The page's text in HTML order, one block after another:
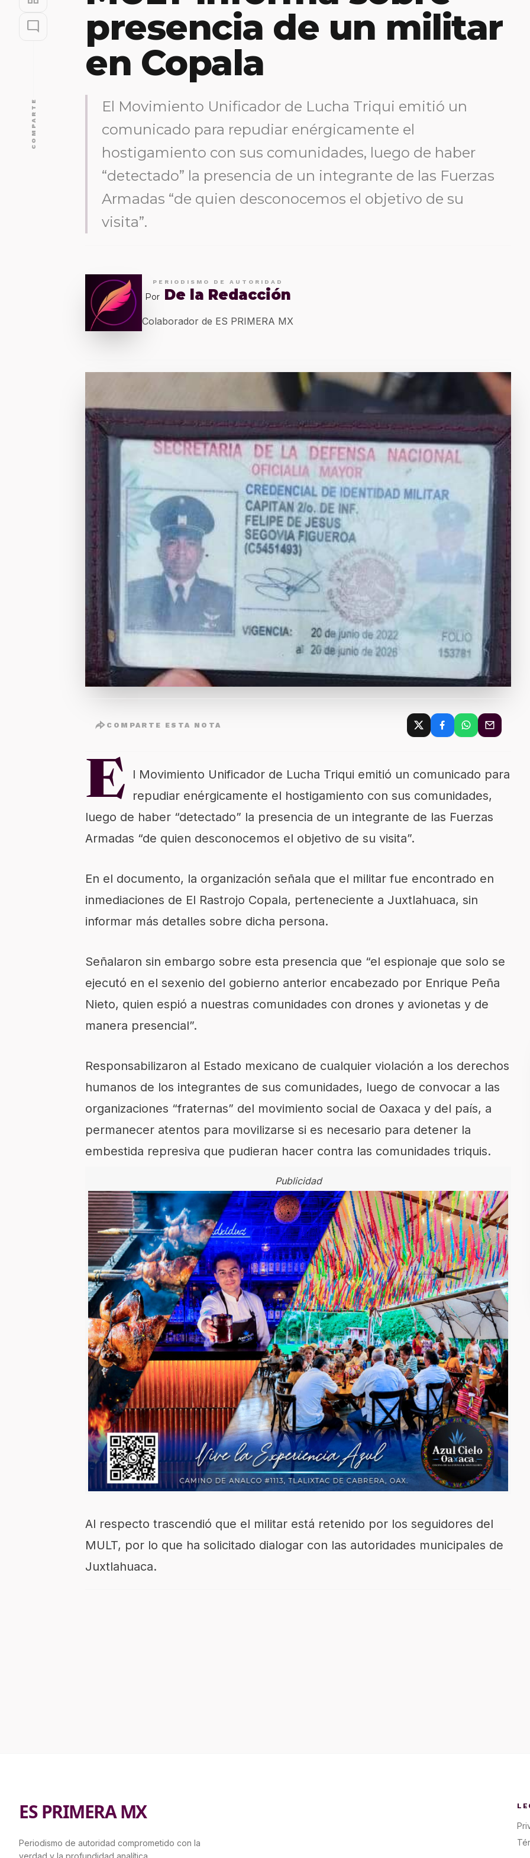
mode_comment
COMPARTE
presencia de un militar
en Copala
El Movimiento Unificador de Lucha Triqui emitió un
comunicado para repudiar enérgicamente el
hostigamiento con sus comunidades, luego de haber
“detectado” la presencia de un integrante de las Fuerzas
Armadas “de quien desconocemos el objetivo de su
visita”.
PERIODISMO DE AUTORIDAD
Por De la Redacción
Colaborador de ES PRIMERA MX
COMPARTE ESTA NOTA
E
l Movimiento Unificador de Lucha Triqui emitió un comunicado para
repudiar enérgicamente el hostigamiento con sus comunidades,
luego de haber “detectado” la presencia de un integrante de las Fuerzas
Armadas “de quien desconocemos el objetivo de su visita”.
En el documento, la organización señala que el militar fue encontrado en
inmediaciones de El Rastrojo Copala, perteneciente a Juxtlahuaca, sin
informar más detalles sobre dicha persona.
Señalaron sin embargo sobre esta presencia que “el espionaje que solo se
ejecutó en el sexenio del gobierno anterior encabezado por Enrique Peña
Nieto, quien espió a nuestras comunidades con drones y avionetas y de
manera presencial”.
Responsabilizaron al Estado mexicano de cualquier violación a los derechos
humanos de los integrantes de sus comunidades, luego de convocar a las
organizaciones “fraternas” del movimiento social de Oaxaca y del país, a
permanecer atentos para movilizarse si es necesario para detener la
embestida represiva que pudieran hacer contra las comunidades triquis.
Publicidad
Al respecto trascendió que el militar está retenido por los seguidores del
MULT, por lo que ha solicitado dialogar con las autoridades municipales de
Juxtlahuaca.
ES PRIMERA MX
Periodismo de autoridad comprometido con la
verdad y la profundidad analítica.